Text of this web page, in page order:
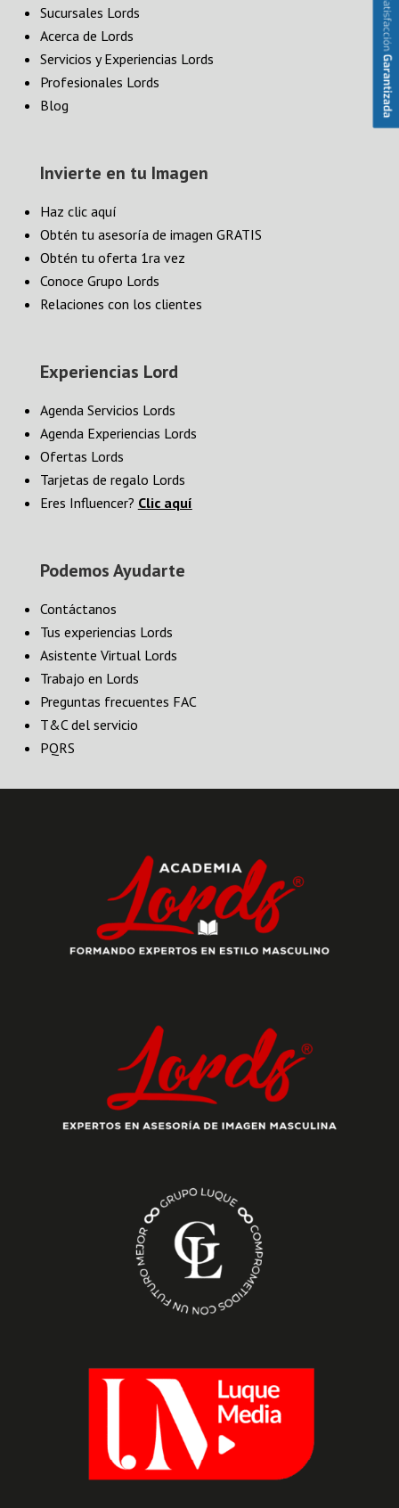
Sucursales Lords
Acerca de Lords
Servicios y Experiencias Lords
Profesionales Lords
Blog
Invierte en tu Imagen
Haz clic aquí
Obtén tu asesoría de imagen GRATIS
Obtén tu oferta 1ra vez
Conoce Grupo Lords
Relaciones con los clientes
Experiencias Lord
Agenda Servicios Lords
Agenda Experiencias Lords
Ofertas Lords
Tarjetas de regalo Lords
Eres Influencer? Clic aquí
Podemos Ayudarte
Contáctanos
Tus experiencias Lords
Asistente Virtual Lords
Trabajo en Lords
Preguntas frecuentes FAC
T&C del servicio
PQRS